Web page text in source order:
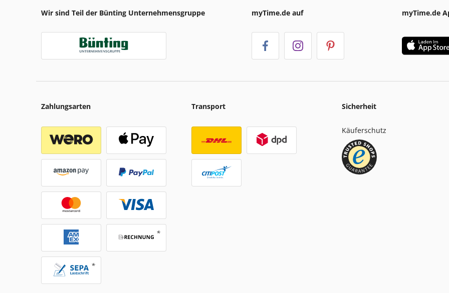
Wir sind Teil der Bünting Unternehmensgruppe myTime.de auf myTime.de
Zahlungsarten Transport Sicherheit
Käuferschutz